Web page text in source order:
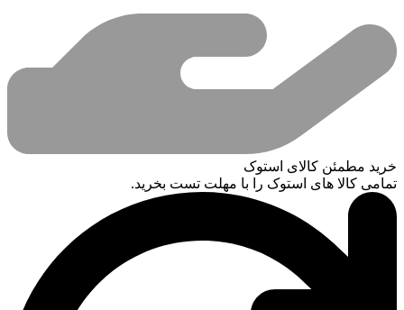
خرید مطمئن کالای استوک
تمامی کالا های استوک را با مهلت تست بخرید.